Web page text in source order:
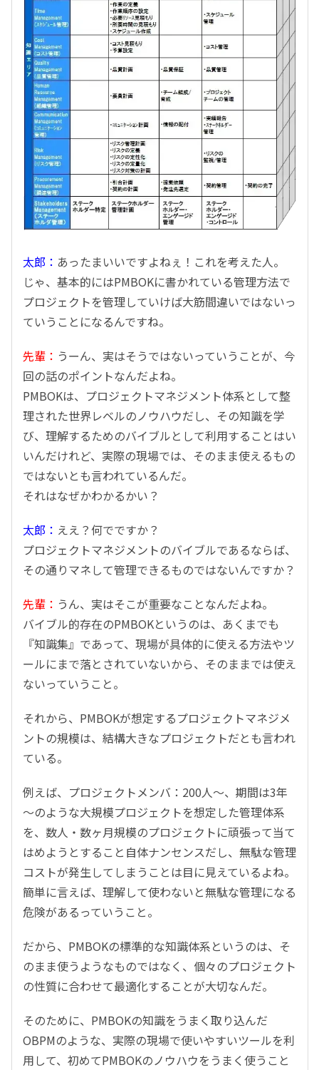
太郎： あったまいいですよねぇ！これを考えた人。
じゃ、基本的にはPMBOKに書かれている管理方法で
プロジェクトを管理していけば大筋間違いではないっ
ていうことになるんですね。
先輩： うーん、実はそうではないっていうことが、今
回の話のポイントなんだよね。
PMBOKは、プロジェクトマネジメント体系として整
理された世界レベルのノウハウだし、その知識を学
び、理解するためのバイブルとして利用することはい
いんだけれど、実際の現場では、そのまま使えるもの
ではないとも言われているんだ。
それはなぜかわかるかい？
太郎： ええ？何でですか？
プロジェクトマネジメントのバイブルであるならば、
その通りマネして管理できるものではないんですか？
先輩： うん、実はそこが重要なことなんだよね。
バイブル的存在のPMBOKというのは、あくまでも
『知識集』であって、現場が具体的に使える方法やツ
ールにまで落とされていないから、そのままでは使え
ないっていうこと。
それから、PMBOKが想定するプロジェクトマネジメ
ントの規模は、結構大きなプロジェクトだとも言われ
ている。
例えば、プロジェクトメンバ：200人～、期間は3年
～のような大規模プロジェクトを想定した管理体系
を、数人・数ヶ月規模のプロジェクトに頑張って当て
はめようとすること自体ナンセンスだし、無駄な管理
コストが発生してしまうことは目に見えているよね。
簡単に言えば、理解して使わないと無駄な管理になる
危険があるっていうこと。
だから、PMBOKの標準的な知識体系というのは、そ
のまま使うようなものではなく、個々のプロジェクト
の性質に合わせて最適化することが大切なんだ。
そのために、PMBOKの知識をうまく取り込んだ
OBPMのような、実際の現場で使いやすいツールを利
用して、初めてPMBOKのノウハウをうまく使うこと